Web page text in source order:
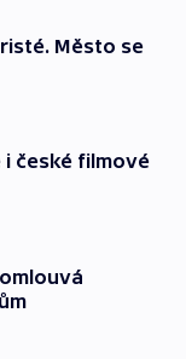
Město se
i české filmové